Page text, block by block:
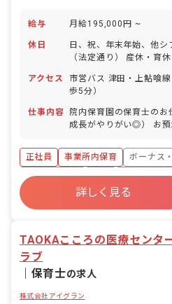
給与 月給195,000円 ~
休日
日、祝、年末年始、他シ
（法定通り） 産休・育
日
アクセス
市営バス 津田・上鮎喰
歩5分）
仕事内容
院内保育園の保育士のお
成長がやりがい◎） お預
食事・睡眠・排泄・清潔
・集団生活を通じた社会
の計画・実行、お知らせ
正社員 事業所内保育
ボーナス
社会保険完備
有給
福利厚生充
昇給昇進あり
産休
詳しく見る
TAOKAこころの医療センタ
ラブ
保育士の求人
株式会社アイグラン